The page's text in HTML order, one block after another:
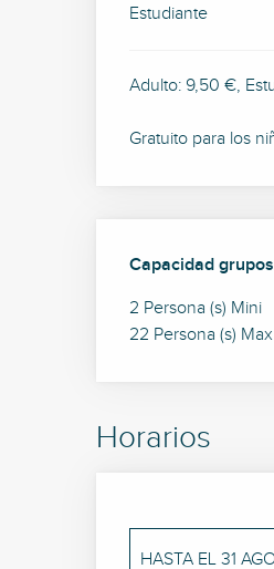
Estudiante
Adulto: 9,50 €,
Gratuito para los
Capacidad grupos
Capacidad grupos
2 Persona (s) Mini
22 Persona (s) Max
Horarios
HASTA EL 31